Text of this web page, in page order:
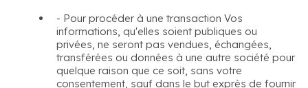
- Pour procéder à une transaction Vos
informations, qu'elles soient publiques ou
privées, ne seront pas vendues, échangées,
transférées ou données à une autre société pour
quelque raison que ce soit, sans votre
consentement, sauf dans le but exprès de fournir